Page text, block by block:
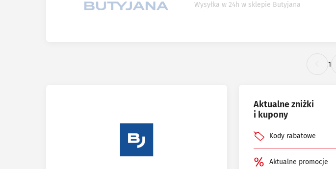
Wysyłka w 24h w sklepie Butyjana
1
Aktualne zniżki
i kupony
Kody rabatowe
Aktualne promocje